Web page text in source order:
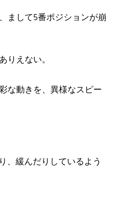
まして5番ポジションが崩
りえない。
な動きを、異様なスピー
、緩んだりしているよう